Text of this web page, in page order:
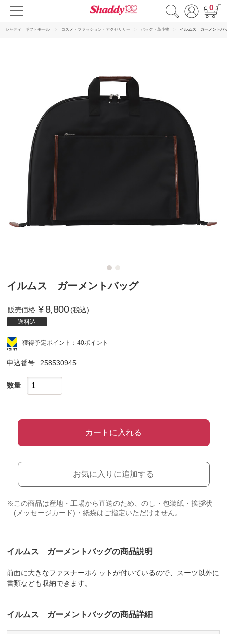
0
シャディ ギフトモール コスメ・ファッション・アクセサリー バック・革小物 イルムス ガーメントバ
イルムス ガーメントバッグ
販売価格 ¥8,800 (税込)
送料込
獲得予定ポイント：40ポイント
申込番号 258530945
数量
カートに入れる
お気に入りに追加する
※この商品は産地・工場から直送のため、のし・包装紙・挨拶状
(メッセージカード)・紙袋はご指定いただけません。
イルムス ガーメントバッグの商品説明
前面に大きなファスナーポケットが付いているので、スーツ以外に
書類なども収納できます。
イルムス ガーメントバッグの商品詳細